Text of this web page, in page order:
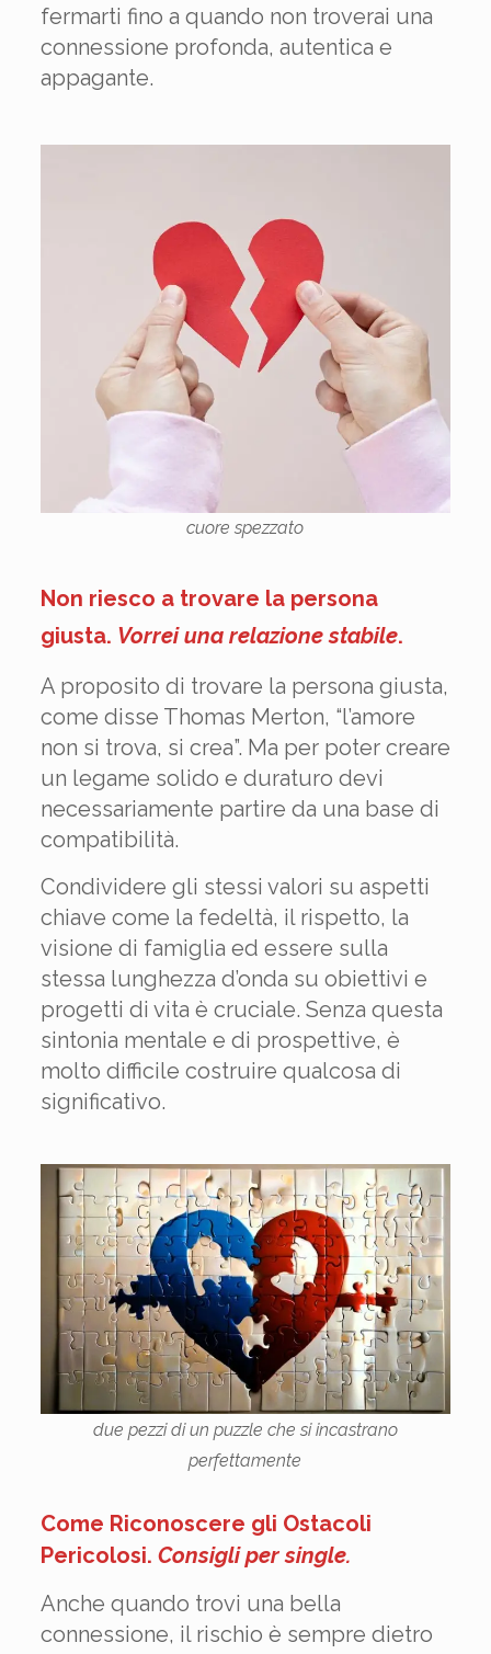
fermarti fino a quando non troverai una
connessione profonda, autentica e
appagante.
cuore spezzato
Non riesco a trovare la persona
giusta. Vorrei una relazione stabile.
A proposito di trovare la persona giusta,
come disse Thomas Merton, “l’amore
non si trova, si crea”. Ma per poter creare
un legame solido e duraturo devi
necessariamente partire da una base di
compatibilità.
Condividere gli stessi valori su aspetti
chiave come la fedeltà, il rispetto, la
visione di famiglia ed essere sulla
stessa lunghezza d’onda su obiettivi e
progetti di vita è cruciale. Senza questa
sintonia mentale e di prospettive, è
molto difficile costruire qualcosa di
significativo.
due pezzi di un puzzle che si incastrano
perfettamente
Come Riconoscere gli Ostacoli
Pericolosi. Consigli per single.
Anche quando trovi una bella
connessione, il rischio è sempre dietro